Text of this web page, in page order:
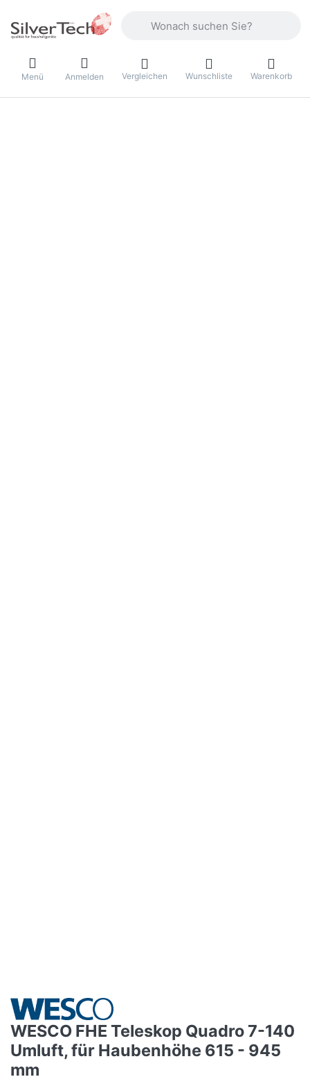
Menü Anmelden Vergleichen Wunschliste Warenkorb
WESCO FHE Teleskop Quadro 7-140
Umluft, für Haubenhöhe 615 - 945
mm